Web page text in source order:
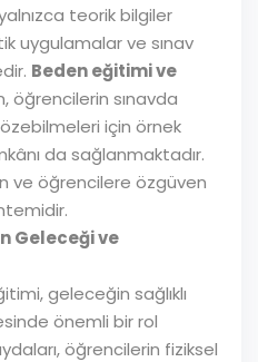
teorik bilgiler
uygulamalar ve sınav
Beden eğitimi ve
öğrencilerin sınavda
için örnek
da sağlanmaktadır.
ve öğrencilere özgüven
Geleceği ve
geleceğin sağlıklı
önemli bir rol
öğrencilerin fiziksel